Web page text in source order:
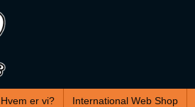
Hvem er vi? International Web Shop